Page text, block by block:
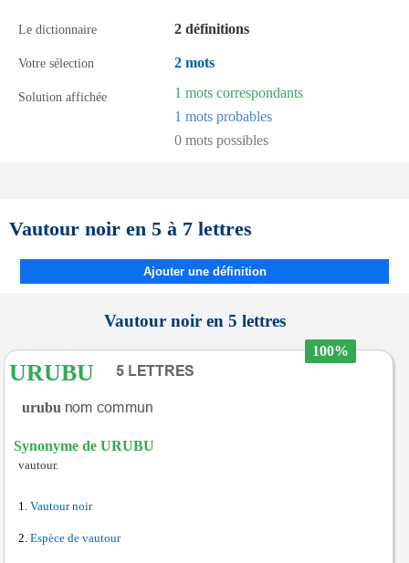
Le dictionnaire 2 définitions
Votre sélection 2 mots
Solution affichée
1 mots correspondants
1 mots probables
0 mots possibles
Vautour noir en 5 à 7 lettres
Ajouter une définition
Vautour noir en 5 lettres
100%
URUBU
urubu
Synonyme de URUBU
vautour.
Vautour noir
Espèce de vautour